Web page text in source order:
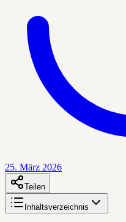
25. März 2026
Teilen
Inhaltsverzeichnis